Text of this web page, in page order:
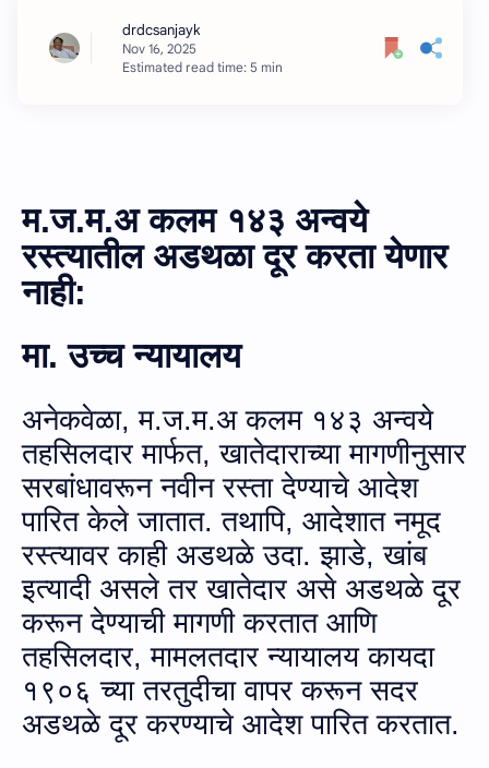
Estimated read time: 5 min
म.ज.म.अ कलम १४३ अन्‍वये
रस्‍त्‍यातील अडथळा दूर करता येणार
नाही:
मा. उच्‍च न्‍यायालय
अनेकवेळा, म.ज.म.अ कलम १४३ अन्‍वये
तहसिलदार मार्फत, खातेदाराच्‍या मागणीनुसार
सरबांधावरून नवीन रस्‍ता देण्‍याचे आदेश
पारित केले जातात. तथापि, आदेशात नमूद
रस्‍त्‍यावर काही अडथळे उदा. झाडे, खांब
इत्‍यादी असले तर खातेदार असे अडथळे दूर
करून देण्‍याची मागणी करतात आणि
तहसिलदार, मामलतदार न्‍यायालय कायदा
१९०६ च्‍या तरतुदीचा वापर करून सदर
अडथळे दूर करण्‍याचे आदेश पारित करतात.